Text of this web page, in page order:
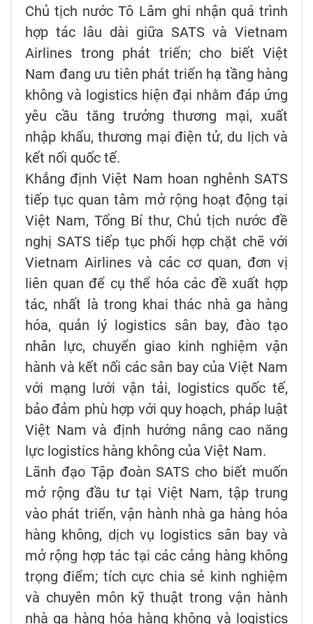
Chủ tịch nước Tô Lâm ghi nhận quá trình
hợp tác lâu dài giữa SATS và Vietnam
Airlines trong phát triển; cho biết Việt
Nam đang ưu tiên phát triển hạ tầng hàng
không và logistics hiện đại nhằm đáp ứng
yêu cầu tăng trưởng thương mại, xuất
nhập khẩu, thương mại điện tử, du lịch và
kết nối quốc tế.
Khẳng định Việt Nam hoan nghênh SATS
tiếp tục quan tâm mở rộng hoạt động tại
Việt Nam, Tổng Bí thư, Chủ tịch nước đề
nghị SATS tiếp tục phối hợp chặt chẽ với
Vietnam Airlines và các cơ quan, đơn vị
liên quan để cụ thể hóa các đề xuất hợp
tác, nhất là trong khai thác nhà ga hàng
hóa, quản lý logistics sân bay, đào tạo
nhân lực, chuyển giao kinh nghiệm vận
hành và kết nối các sân bay của Việt Nam
với mạng lưới vận tải, logistics quốc tế,
bảo đảm phù hợp với quy hoạch, pháp luật
Việt Nam và định hướng nâng cao năng
lực logistics hàng không của Việt Nam.
Lãnh đạo Tập đoàn SATS cho biết muốn
mở rộng đầu tư tại Việt Nam, tập trung
vào phát triển, vận hành nhà ga hàng hóa
hàng không, dịch vụ logistics sân bay và
mở rộng hợp tác tại các cảng hàng không
trọng điểm; tích cực chia sẻ kinh nghiệm
và chuyên môn kỹ thuật trong vận hành
nhà ga hàng hóa hàng không và logistics